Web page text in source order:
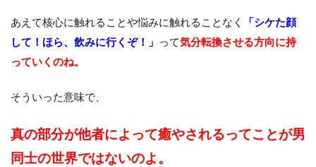
あえて核心に触れることや悩みに触れることなく
「シケた顔
して！ほら、飲みに行くぞ！」 って気分転換させる方向に持
っていくのね。
そういった意味で、
真の部分が他者によって癒やされるってことが男
同士の世界ではないのよ。